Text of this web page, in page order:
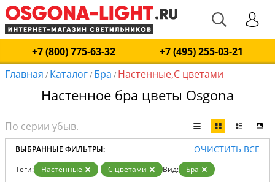
+7 (800) 775-63-32
+7 (495) 255-03-21
Главная / Каталог/ Бра / Настенные,С цветами
Настенное бра цветы Osgona
ВЫБРАННЫЕ ФИЛЬТРЫ: ОЧИСТИТЬ ВСЕ
Теги: Настенные С цветами Вид: Бра